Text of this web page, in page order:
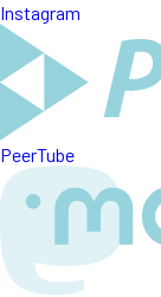
Instagram
PeerTube